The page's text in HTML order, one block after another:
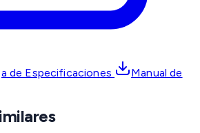
de Especificaciones
Manual de